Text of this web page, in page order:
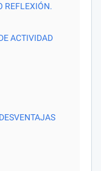
REFLEXIÓN.
ACTIVIDAD